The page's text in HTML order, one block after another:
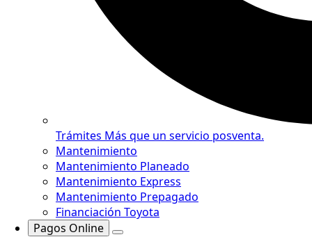
Trámites Más que un servicio posventa.
Mantenimiento
Mantenimiento Planeado
Mantenimiento Express
Mantenimiento Prepagado
Financiación Toyota
Pagos Online